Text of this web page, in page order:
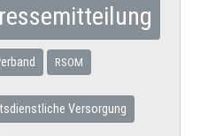
RSOM
Versorgung